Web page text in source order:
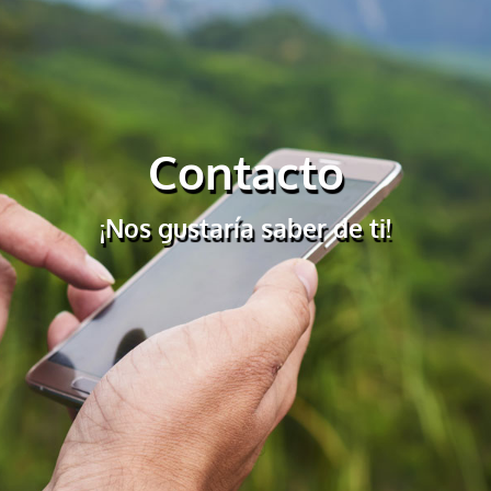
Contacto
¡Nos gustaría saber de ti!